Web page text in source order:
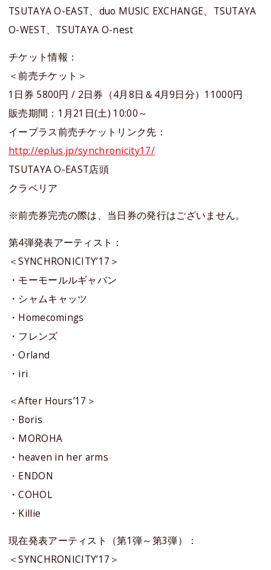
TSUTAYA O-EAST、duo MUSIC EXCHANGE、TSUTAYA
O-WEST、TSUTAYA O-nest
チケット情報：
＜前売チケット＞
1日券 5800円 / 2日券（4月8日＆4月9日分）11000円
販売期間：1月21日(土) 10:00～
イープラス前売チケットリンク先：
http://eplus.jp/synchronicity17/
TSUTAYA O-EAST店頭
クラベリア
※前売券完売の際は、当日券の発行はございません。
第4弾発表アーティスト：
＜SYNCHRONICITY’17＞
・モーモールルギャバン
・シャムキャッツ
・Homecomings
・フレンズ
・Orland
・iri
＜After Hours’17＞
・Boris
・MOROHA
・heaven in her arms
・ENDON
・COHOL
・Killie
現在発表アーティスト（第1弾～第3弾）：
＜SYNCHRONICITY’17＞